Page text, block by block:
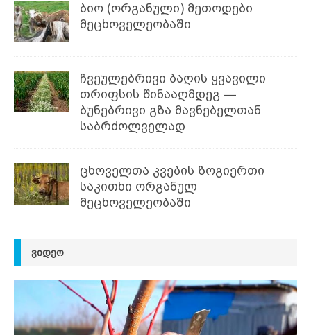
ბიო (ორგანული) მეთოდები
მეცხოველეობაში
ჩვეულებრივი ბაღის ყვავილი
თრიფსის წინააღმდეგ —
ბუნებრივი გზა მავნებელთან
საბრძოლველად
ცხოველთა კვების ზოგიერთი
საკითხი ორგანულ
მეცხოველეობაში
ᲕᲘᲓᲔᲝ